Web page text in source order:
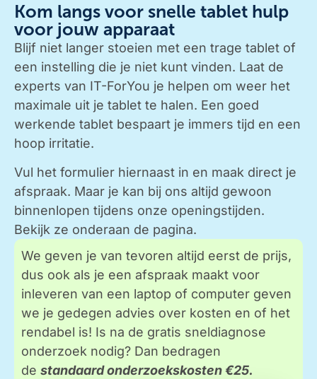
Kom langs voor snelle tablet hulp
voor jouw apparaat
Blijf niet langer stoeien met een trage tablet of
een instelling die je niet kunt vinden. Laat de
experts van IT-ForYou je helpen om weer het
maximale uit je tablet te halen. Een goed
werkende tablet bespaart je immers tijd en een
hoop irritatie.
Vul het formulier hiernaast in en maak direct je
afspraak. Maar je kan bij ons altijd gewoon
binnenlopen tijdens onze openingstijden.
Bekijk ze onderaan de pagina.
We geven je van tevoren altijd eerst de prijs,
dus ook als je een afspraak maakt voor
inleveren van een laptop of computer geven
we je gedegen advies over kosten en of het
rendabel is! Is na de gratis sneldiagnose
onderzoek nodig? Dan bedragen
de standaard onderzoekskosten €25.